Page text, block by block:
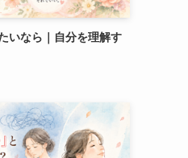
いなら｜自分を理解す